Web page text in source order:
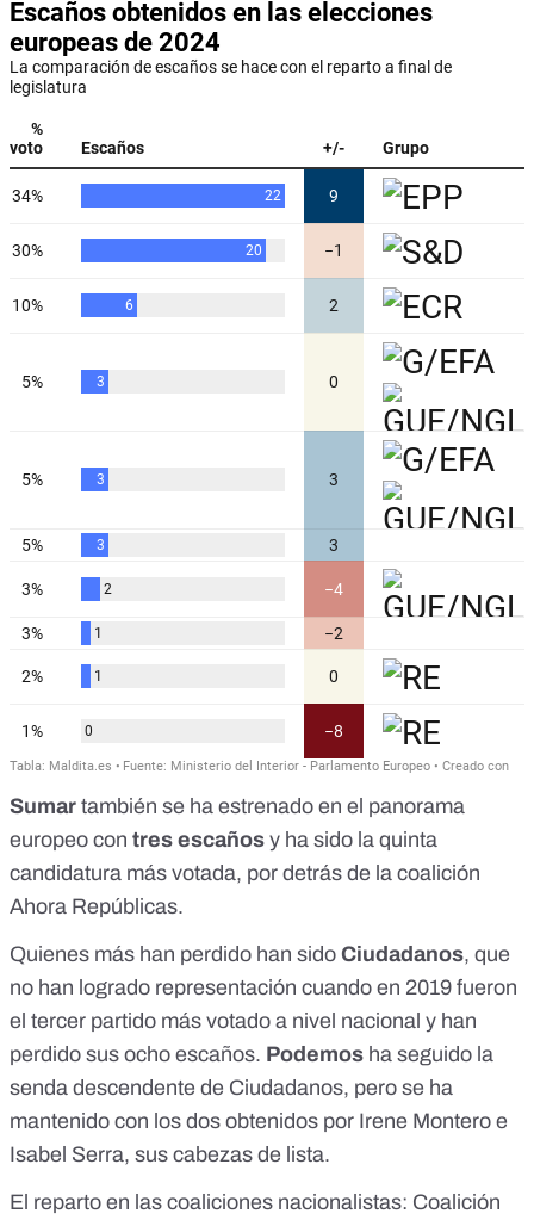
Sumar también se ha estrenado en el panorama
europeo con tres escaños y ha sido la quinta
candidatura más votada, por detrás de la coalición
Ahora Repúblicas.
Quienes más han perdido han sido Ciudadanos, que
no han logrado representación cuando en 2019 fueron
el tercer partido más votado a nivel nacional y han
perdido sus ocho escaños. Podemos ha seguido la
senda descendente de Ciudadanos, pero se ha
mantenido con los dos obtenidos por Irene Montero e
Isabel Serra, sus cabezas de lista.
El reparto en las coaliciones nacionalistas: Coalición